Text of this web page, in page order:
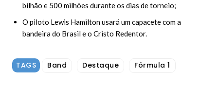
bilhão e 500 milhões durante os dias de torneio;
O piloto Lewis Hamilton usará um capacete com a
bandeira do Brasil e o Cristo Redentor.
TAGS Band Destaque Fórmula 1